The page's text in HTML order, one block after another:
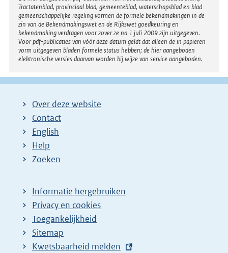
Tractatenblad, provinciaal blad, gemeenteblad, waterschapsblad en blad
gemeenschappelijke regeling vormen de formele bekendmakingen in de
zin van de Bekendmakingswet en de Rijkswet goedkeuring en
bekendmaking verdragen voor zover ze na 1 juli 2009 zijn uitgegeven.
Voor pdf-publicaties van vóór deze datum geldt dat alleen de in papieren
vorm uitgegeven bladen formele status hebben; de hier aangeboden
elektronische versies daarvan worden bij wijze van service aangeboden.
Over deze website
Contact
English
Help
Zoeken
Informatie hergebruiken
Privacy en cookies
Toegankelijkheid
Sitemap
E
Kwetsbaarheid melden